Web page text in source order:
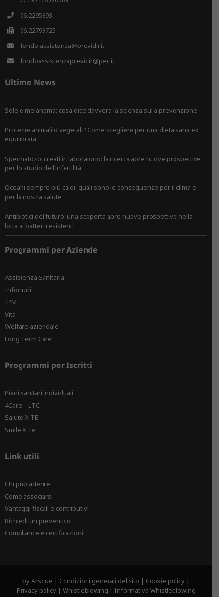
06.2295693
06.22799725
fondo.assistenza@previdir.it
fondoassistenzaprevidir@pec.it
Ultime News
Sole e melanoma: cosa dice davvero la scienza sulla prevenzione
Proteine animali o vegetali? Come scegliere per una dieta sana ed
equilibrata
Spermatozoi creati in laboratorio: la ricerca apre nuove prospettive
per lo studio dell’infertilità
Oceani sempre più caldi: quali sono le conseguenze per il clima e
per la nostra salute
Antibiotici del futuro: una scoperta apre nuove prospettive nella
lotta ai batteri resistenti
Programmi per Aziende
Assistenza Sanitaria
Infortuni
IPM
Vita
Welfare aziendale
Long Term Care
Programmi per Iscritti
Piani sanitari individuali
4Care – LTC
Salute X TE
Smile X Te
Link utili
Chi può aderire
Come associarsi
Vantaggi fiscali e contributivi
Richiedi un preventivo
Compliance e certificazioni
byArsdue | Condizioni generali del sito | Cookie policy|
Privacy policy| Whistleblowing | Informativa Whistleblowing